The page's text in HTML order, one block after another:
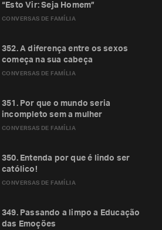
CONVERSAS DE FAMÍLIA
“Esto Vir: Seja Homem”
CONVERSAS DE FAMÍLIA
352. A diferença entre os sexos
começa na sua cabeça
CONVERSAS DE FAMÍLIA
351. Por que o mundo seria
incompleto sem a mulher
CONVERSAS DE FAMÍLIA
350. Entenda por que é lindo ser
católico!
349. Passando a limpo a Educação
das Emoções